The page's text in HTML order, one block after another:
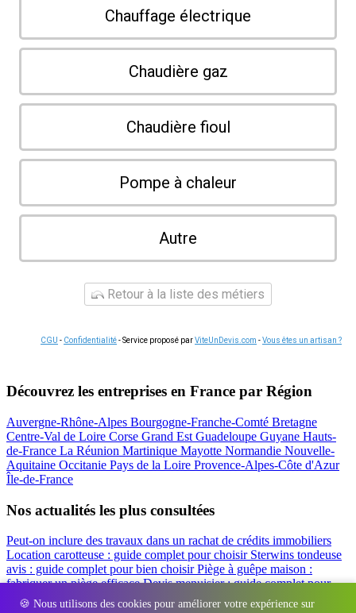
🍪 Nous utilisons des cookies pour améliorer votre expérience sur
Chauffage électrique
Chaudière gaz
Chaudière fioul
Pompe à chaleur
Autre
Retour à la liste des métiers
CGU - Confidentialité- Service proposé parViteUnDevis.com -Vous êtes un artisan ?
Découvrez les entreprises en France par Région
Auvergne-Rhône-Alpes Bourgogne-Franche-Comté Bretagne
Centre-Val de Loire Corse Grand Est Guadeloupe Guyane Hauts-
de-France La Réunion Martinique Mayotte Normandie Nouvelle-
Aquitaine Occitanie Pays de la Loire Provence-Alpes-Côte d'Azur
Île-de-France
Nos actualités les plus consultées
Peut-on inclure des travaux dans un rachat de crédits immobiliers
Location carotteuse : guide complet pour choisir Sterwins tondeuse
avis : guide complet pour bien choisirPiège à guêpe maison :
fabriquer un piège efficaceDevis menuisier : guide complet pour
obtenir le meilleur prix
Simulation rachat de crédit : regrouper prêt